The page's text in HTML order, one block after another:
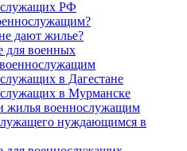
РФ
дают жилье?
для военных
в Дагестане
в Мурманске
жилья военнослужащим
нуждающимся в